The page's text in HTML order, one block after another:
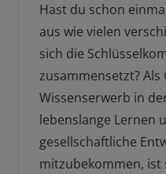
Hast du schon
aus wie vielen
sich die
zusammensetzt?
Wissenserwerb in
lebenslange Lernen
gesellschaftliche
mitzubekommen, ist